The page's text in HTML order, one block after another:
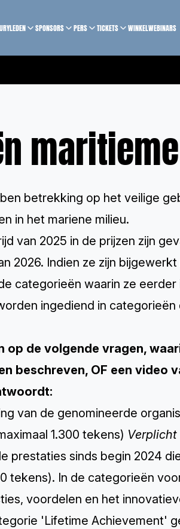
SPONSORS PERS TICKETS WINKELWEBINARS
betrekking op het veilige
in het mariene milieu.
van 2025 in de prijzen zijn
2026. Indien ze zijn
categorieën waarin ze eerder
ingediend in categorieën
op de volgende vragen,
beschreven, OF een video
van de genomineerde
1.300 tekens) Verplicht
prestaties sinds begin 2024
tekens). ​​In de categorieën
voordelen en het
'Lifetime Achievement'